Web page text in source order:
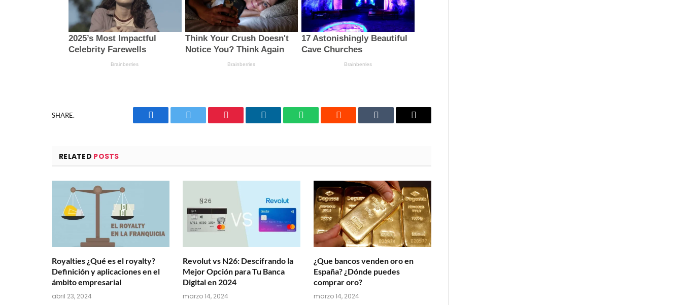
SHARE.
Facebook Twitter Pinterest LinkedIn WhatsAppReddit Tumblr Email
RELATED POSTS
Royalties ¿Qué es el royalty?
Definición y aplicaciones en el
ámbito empresarial
abril 23, 2024
Revolut vs N26: Descifrando la
Mejor Opción para Tu Banca
Digital en 2024
marzo 14, 2024
¿Que bancos venden oro en
España? ¿Dónde puedes
comprar oro?
marzo 14, 2024